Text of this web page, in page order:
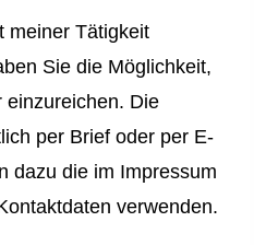
meiner Tätigkeit
Sie die Möglichkeit,
einzureichen. Die
per Brief oder per E-
dazu die im Impressum
verwenden.